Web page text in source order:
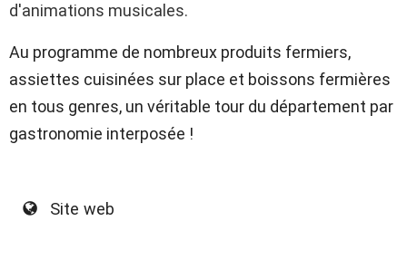
d'animations musicales.
Au programme de nombreux produits fermiers,
assiettes cuisinées sur place et boissons fermières
en tous genres, un véritable tour du département par
gastronomie interposée !
Site web